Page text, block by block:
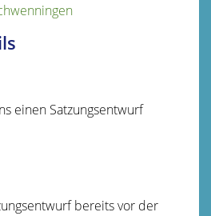
einen Satzungsentwurf
bereits vor der